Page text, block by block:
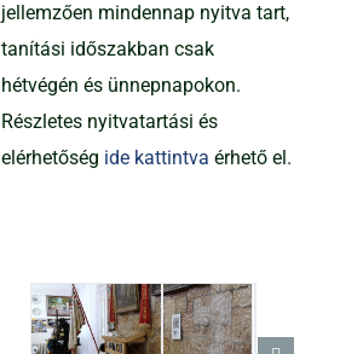
jellemzően mindennap nyitva tart,
tanítási időszakban csak
hétvégén és ünnepnapokon.
Részletes nyitvatartási és
elérhetőség ide kattintva érhető el.